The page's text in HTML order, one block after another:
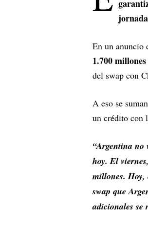
En un anuncio
1.700
del swap con
A eso se
un crédito con
“Argentina no
hoy. El
millones. Hoy,
swap que
adicionales se